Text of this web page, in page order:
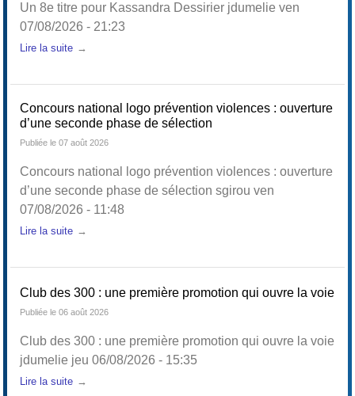
à
Un 8e titre pour Kassandra Dessirier jdumelie ven
07/08/2026 - 21:23
Lire la suite
Concours national logo prévention violences : ouverture
d’une seconde phase de sélection
Publiée le 07 août 2026
Concours national logo prévention violences : ouverture
d’une seconde phase de sélection sgirou ven
07/08/2026 - 11:48
Lire la suite
Club des 300 : une première promotion qui ouvre la voie
Publiée le 06 août 2026
Club des 300 : une première promotion qui ouvre la voie
jdumelie jeu 06/08/2026 - 15:35
Lire la suite